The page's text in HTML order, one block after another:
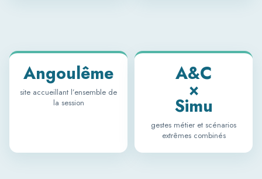
Angoulême
site accueillant l’ensemble de
la session
A&C
×
Simu
gestes métier et scénarios
extrêmes combinés